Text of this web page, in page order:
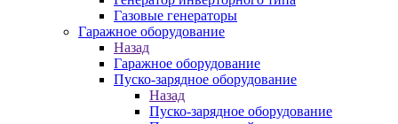
Газовые генераторы
Гаражное оборудование
Назад
Гаражное оборудование
Пуско-зарядное оборудование
Назад
Пуско-зарядное оборудование